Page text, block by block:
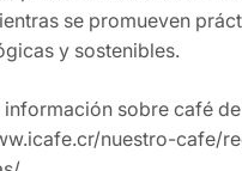
se promueven
y sostenibles.
información sobre café
nuestro-cafe/